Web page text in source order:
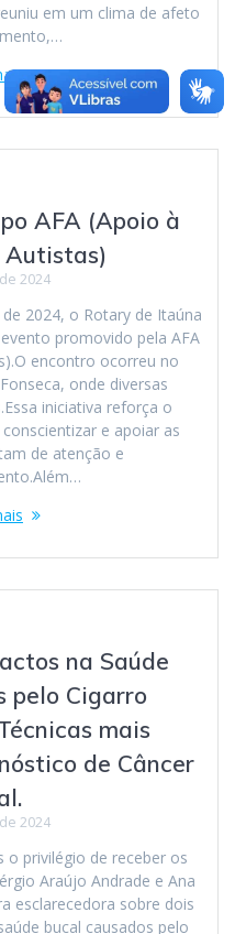
em um clima de afeto
AFA (Apoio à
Autistas)
2024
2024, o Rotary de Itaúna
promovido pela AFA
encontro ocorreu no
onde diversas
iniciativa reforça o
e apoiar as
de atenção e
na Saúde
pelo Cigarro
mais
de Câncer
2024
privilégio de receber os
Araújo Andrade e Ana
esclarecedora sobre dois
bucal causados pelo